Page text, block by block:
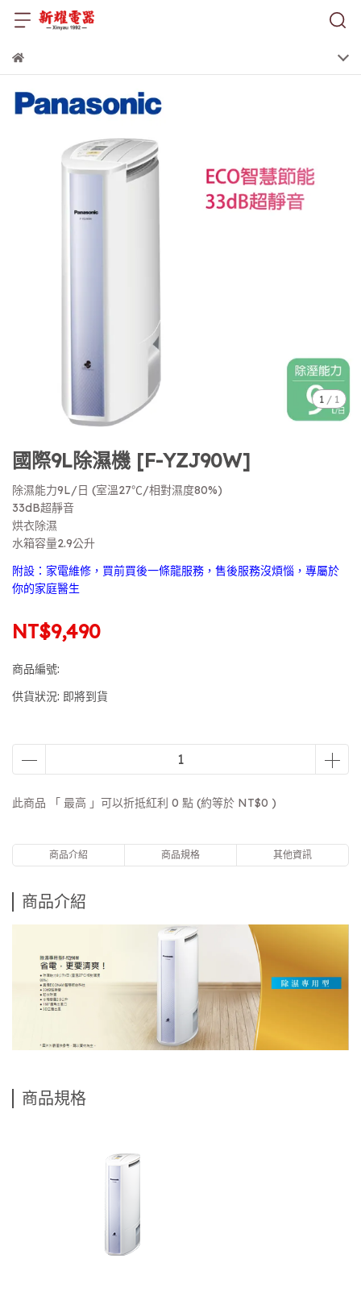
1 / 1
國際9L除濕機 [F-YZJ90W]
除濕能力9L/日 (室溫27℃/相對濕度80%)
33dB超靜音
烘衣除濕
水箱容量2.9公升
附設：家電維修，買前買後一條龍服務，售後服務沒煩惱，專屬於
你的家庭醫生
NT$9,490
商品編號:
供貨狀況: 即將到貨
此商品 「 最高 」可以折抵紅利 0 點 (約等於 NT$0 )
商品介紹 商品規格 其他資訊
商品介紹
商品規格